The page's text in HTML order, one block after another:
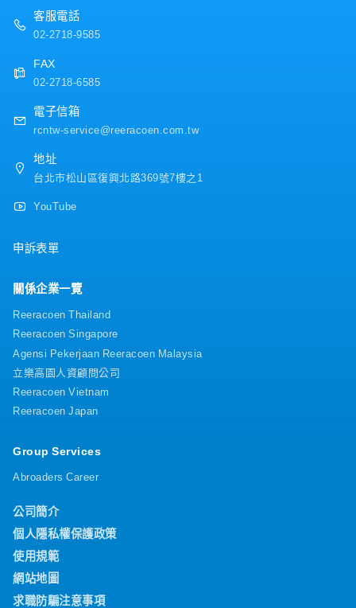
・結婚、生育禮金或各項慰問金
・三天暑假、家庭照顧彈性措施
・完整人事考核與年度調薪制度
・年度健康檢查、每季健康諮詢、定期健康講座
客服電話
02-2718-9585
FAX
02-2718-6585
電子信箱
rcntw-service@reeracoen.com.tw
地址
台北市松山區復興北路369號7樓之1
YouTube
申訴表單
關係企業一覽
Reeracoen Thailand
Reeracoen Singapore
Agensi Pekerjaan Reeracoen Malaysia
立樂高園人資顧問公司
Reeracoen Vietnam
Reeracoen Japan
Group Services
Abroaders Career
公司簡介
個人隱私權保護政策
使用規範
網站地圖
求職防騙注意事項